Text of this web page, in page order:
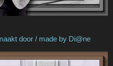
made by LisaT
by Di@ne